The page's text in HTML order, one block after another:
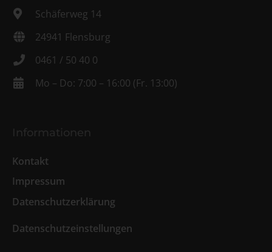
Schäferweg 14
24941 Flensburg
0461 / 50 40 0
Mo – Do: 7:00 – 16:00 (Fr. 13:00)
Informationen
Kontakt
Impressum
Datenschutzerklärung
Datenschutzeinstellungen